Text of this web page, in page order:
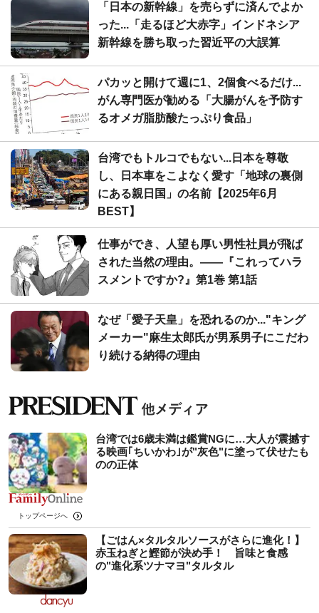
「日本の新幹線」を売らずに済んでよか
った...「走るほど大赤字」インドネシア
新幹線を勝ち取った習近平の大誤算
パカッと開けて週に1、2個食べるだけ...
がん専門医が勧める「大腸がんを予防す
るオメガ脂肪酸たっぷり食品」
台湾でもトルコでもない...日本を尊敬
し、日本車をこよなく愛す「地球の裏側
にある親日国」の名前【2025年6月
BEST】
仕事ができ、人望も厚い男性社員が飛ば
された当然の理由。――『これってハラ
スメントですか?』第1巻 第1話
なぜ「愛子天皇」を恐れるのか..."キング
メーカー"麻生太郎氏が男系男子にこだわ
り続ける納得の理由
台湾では6歳未満は鑑賞NGに…大人が震撼す
る映画｢ちいかわ｣が"灰色"に塗って伏せたも
のの正体
トップページへ
【ごはん×タルタルソースがさらに進化！】
赤玉ねぎと鰹節が決め手！ 旨味と食感
の"進化系ツナマヨ"タルタル